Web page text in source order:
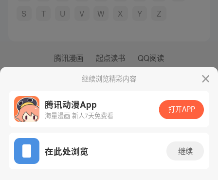
S
T U V W X Y Z
继续浏览精彩内容
腾讯动漫App
海量漫画 新人7天免费看
打开APP
在此处浏览 继续
腾讯漫画 起点读书 QQ阅读
网站备案/许可证号：粤B2-20090059-5